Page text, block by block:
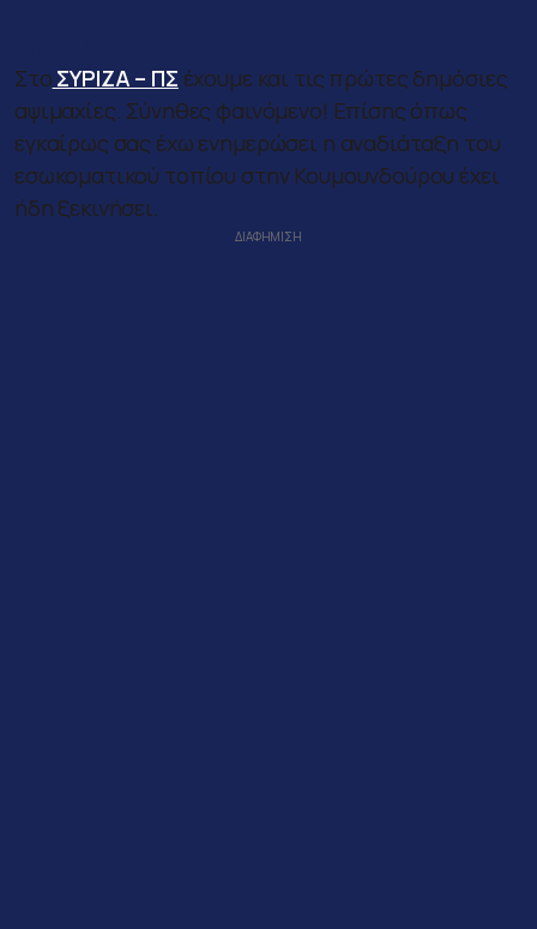
Στο ΣΥΡΙΖΑ – ΠΣ έχουμε και τις πρώτες δημόσιες
αψιμαχίες. Σύνηθες φαινόμενο! Επίσης όπως
εγκαίρως σας έχω ενημερώσει η αναδιάταξη του
εσωκοματικού τοπίου στην Κουμουνδούρου έχει
ήδη ξεκινήσει.